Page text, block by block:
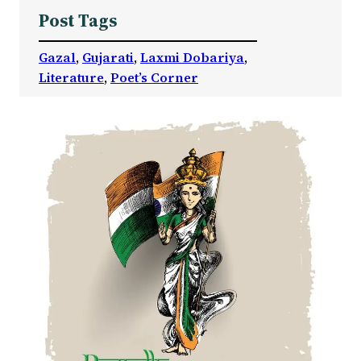
Post Tags
Gazal, Gujarati, Laxmi Dobariya
Literature, Poet’s Corner